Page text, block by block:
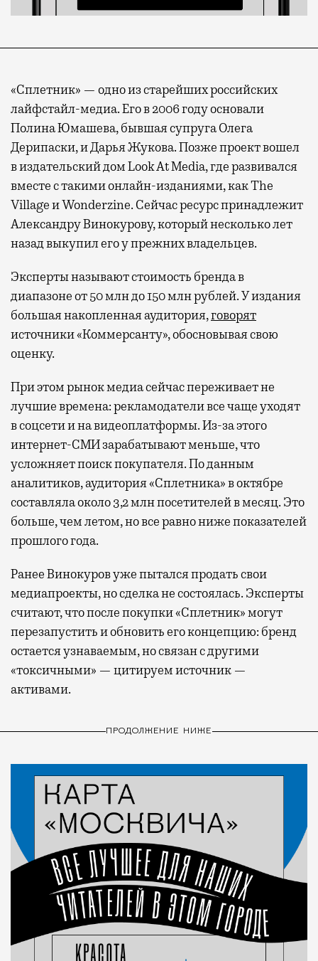
«Сплетник» — одно из старейших российских
лайфстайл-медиа. Его в 2006 году основали
Полина Юмашева, бывшая супруга Олега
Дерипаски, и Дарья Жукова. Позже проект вошел
в издательский дом Look At Media, где развивался
вместе с такими онлайн-изданиями, как The
Village и Wonderzine. Сейчас ресурс принадлежит
Александру Винокурову, который несколько лет
назад выкупил его у прежних владельцев.
Эксперты называют стоимость бренда в
диапазоне от 50 млн до 150 млн рублей. У издания
большая накопленная аудитория,говорят
источники «Коммерсанту», обосновывая свою
оценку.
При этом рынок медиа сейчас переживает не
лучшие времена: рекламодатели все чаще уходят
в соцсети и на видеоплатформы. Из-за этого
интернет-СМИ зарабатывают меньше, что
усложняет поиск покупателя. По данным
аналитиков, аудитория «Сплетника» в октябре
составляла около 3,2 млн посетителей в месяц. Это
больше, чем летом, но все равно ниже показателей
прошлого года.
Ранее Винокуров уже пытался продать свои
медиапроекты, но сделка не состоялась. Эксперты
считают, что после покупки «Сплетник» могут
перезапустить и обновить его концепцию: бренд
остается узнаваемым, но связан с другими
«токсичными» — цитируем источник —
активами.
ПРОДОЛЖЕНИЕ НИЖЕ